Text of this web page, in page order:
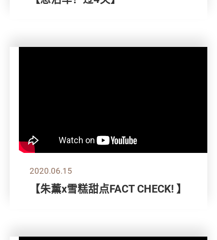
2020.06.15
【朱薰x雪糕甜点FACT CHECK! 】